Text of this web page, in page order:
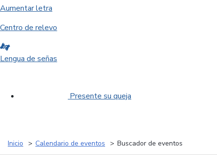
Aumentar letra
Centro de relevo
Lengua de señas
Presente su queja
Inicio Calendario de eventos Buscador de eventos